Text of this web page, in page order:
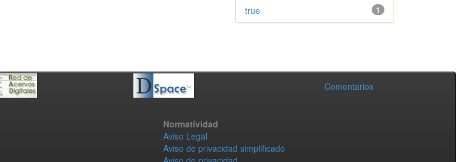
1
true
Comentarios
Normatividad
Aviso Legal
Aviso de privacidad simplificado